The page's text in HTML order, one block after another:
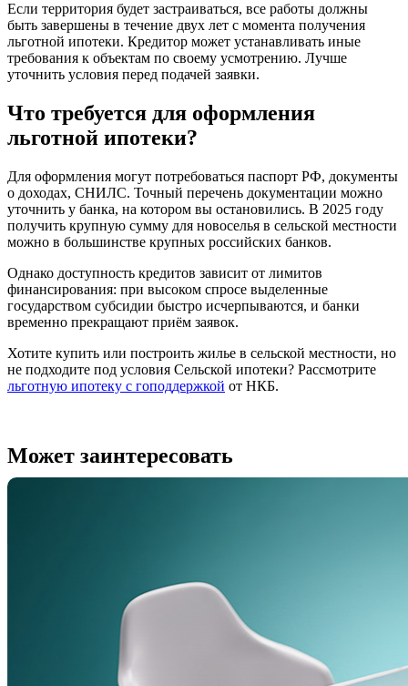
Если территория будет застраиваться, все работы должны
быть завершены в течение двух лет с момента получения
льготной ипотеки. Кредитор может устанавливать иные
требования к объектам по своему усмотрению. Лучше
уточнить условия перед подачей заявки.
Что требуется для оформления
льготной ипотеки?
Для оформления могут потребоваться паспорт РФ, документы
о доходах, СНИЛС. Точный перечень документации можно
уточнить у банка, на котором вы остановились. В 2025 году
получить крупную сумму для новоселья в сельской местности
можно в большинстве крупных российских банков.
Однако доступность кредитов зависит от лимитов
финансирования: при высоком спросе выделенные
государством субсидии быстро исчерпываются, и банки
временно прекращают приём заявок.
Хотите купить или построить жилье в сельской местности, но
не подходите под условия Сельской ипотеки? Рассмотрите
льготную ипотеку с гоподдержкой от НКБ.
Может заинтересовать